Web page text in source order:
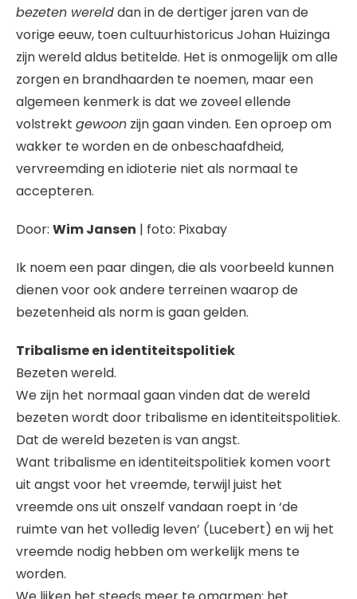
bezeten werelddan in de dertiger jaren van de
vorige eeuw, toen cultuurhistoricus Johan Huizinga
zijn wereld aldus betitelde. Het is onmogelijk om alle
zorgen en brandhaarden te noemen, maar een
algemeen kenmerk is dat we zoveel ellende
volstrekt gewoon zijn gaan vinden. Een oproep om
wakker te worden en de onbeschaafdheid,
vervreemding en idioterie niet als normaal te
accepteren.
Door: Wim Jansen | foto: Pixabay
Ik noem een paar dingen, die als voorbeeld kunnen
dienen voor ook andere terreinen waarop de
bezetenheid als norm is gaan gelden.
Tribalisme en identiteitspolitiek
Bezeten wereld.
We zijn het normaal gaan vinden dat de wereld
bezeten wordt door tribalisme en identiteitspolitiek.
Dat de wereld bezeten is van angst.
Want tribalisme en identiteitspolitiek komen voort
uit angst voor het vreemde, terwijl juist het
vreemde ons uit onszelf vandaan roept in ‘de
ruimte van het volledig leven’ (Lucebert) en wij het
vreemde nodig hebben om werkelijk mens te
worden.